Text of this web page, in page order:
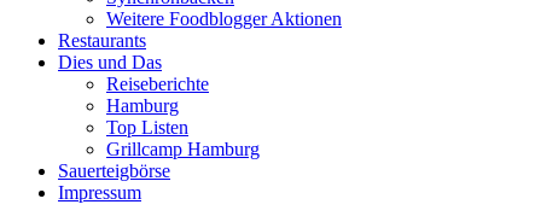
Weitere Foodblogger Aktionen
Restaurants
Dies und Das
Reiseberichte
Hamburg
Top Listen
Grillcamp Hamburg
Sauerteigbörse
Impressum